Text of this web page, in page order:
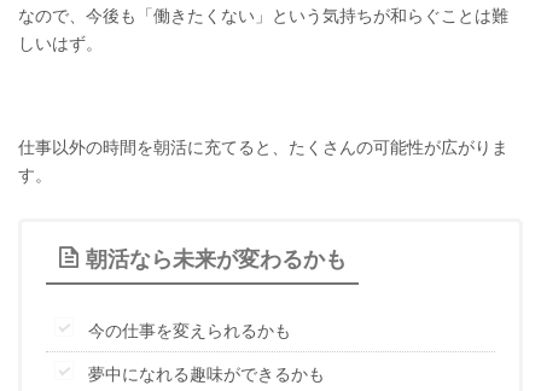
なので、今後も「働きたくない」という気持ちが和らぐことは難
しいはず。
仕事以外の時間を朝活に充てると、たくさんの可能性が広がりま
す。
朝活なら未来が変わるかも
今の仕事を変えられるかも
夢中になれる趣味ができるかも